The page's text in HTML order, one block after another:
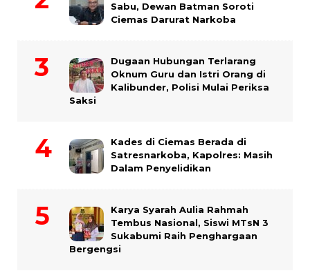
Sabu, Dewan Batman Soroti
Ciemas Darurat Narkoba
Dugaan Hubungan Terlarang
Oknum Guru dan Istri Orang di
Kalibunder, Polisi Mulai Periksa
Saksi
Kades di Ciemas Berada di
Satresnarkoba, Kapolres: Masih
Dalam Penyelidikan
Karya Syarah Aulia Rahmah
Tembus Nasional, Siswi MTsN 3
Sukabumi Raih Penghargaan
Bergengsi